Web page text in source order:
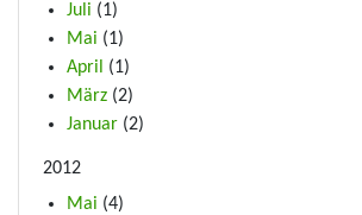
Juli (1)
Mai (1)
April
(1)
März (2)
Januar (2)
2012
Mai (4)